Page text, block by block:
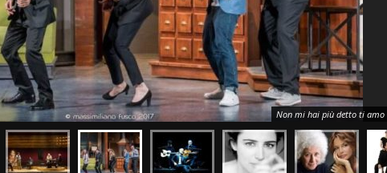
Non mi hai più detto ti amo